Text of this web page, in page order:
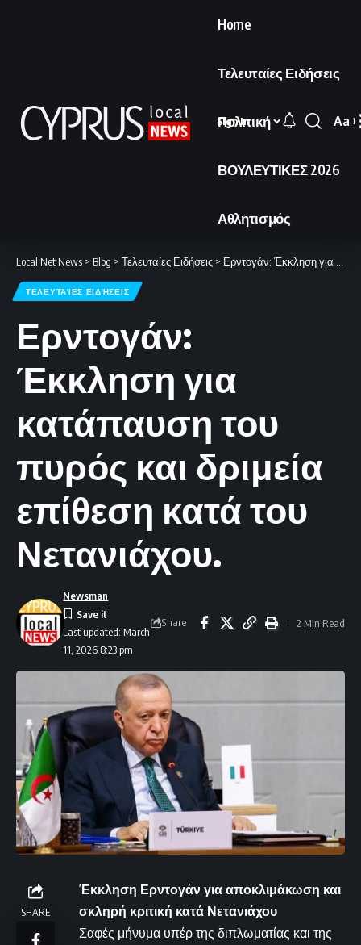
Home
Τελευταίες Ειδήσεις
Πολιτική
ΒΟΥΛΕΥΤΙΚΕΣ 2026
Αθλητισμός
Sign In
Font
Aa
Local Net News > Blog > Τελευταίες Ειδήσεις > Ερντογάν: Έκκληση για κατάπαυση του πυρός και δριμεία επίθεση κατά του Νετανιάχου.
ΤΕΛΕΥΤΑΊΕΣ ΕΙΔΉΣΕΙΣ
Ερντογάν:
Έκκληση για
κατάπαυση του
πυρός και δριμεία
επίθεση κατά του
Νετανιάχου.
Last updated: March
11, 2026 8:23 pm
Newsman
Share 2 Min Read
SHARE
Έκκληση Ερντογάν για αποκλιμάκωση και
σκληρή κριτική κατά Νετανιάχου
Σαφές μήνυμα υπέρ της διπλωματίας και της